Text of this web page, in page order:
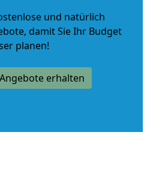
und natürlich
, damit Sie Ihr Budget
planen!
erhalten